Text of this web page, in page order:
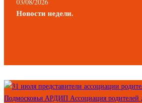
Новости недели.